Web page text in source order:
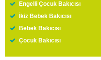
Engelli Çocuk Bakıcısı
İkiz Bebek Bakıcısı
Bebek Bakıcısı
Çocuk Bakıcısı